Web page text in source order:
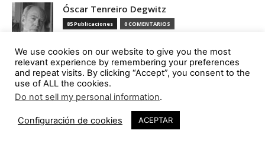
Óscar Tenreiro Degwitz
85 Publicaciones 0 COMENTARIOS
Antonio S. Río Vázquez
57 Publicaciones 0 COMENTARIOS
https://asrv.es/
Marcelo Gardinetti
0 COMENTARIOS
We use cookies on our website to give you the most
relevant experience by remembering your preferences
and repeat visits. By clicking “Accept”, you consent to the
use of ALL the cookies.
Do not sell my personal information.
Configuración de cookies ACEPTAR